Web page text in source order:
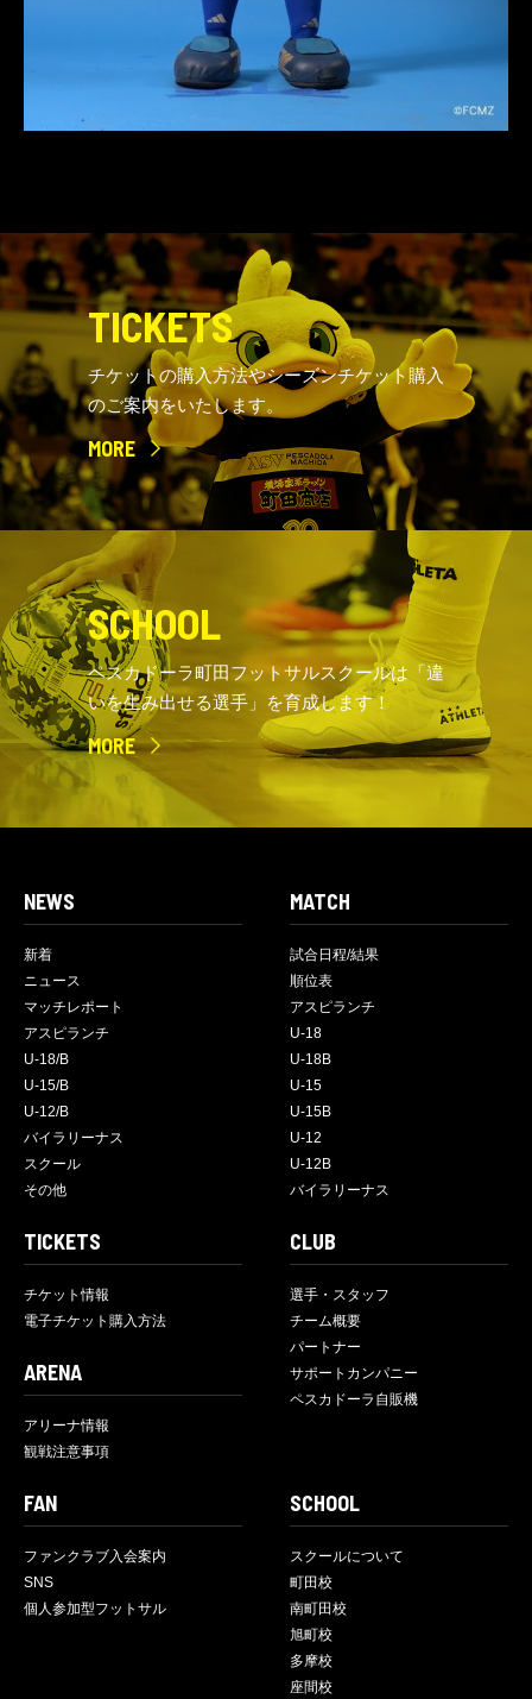
TICKETS
チケットの購入方法やシーズンチケット購入
のご案内をいたします。
MORE
SCHOOL
ペスカドーラ町田フットサルスクールは「違
いを生み出せる選手」を育成します！
MORE
NEWS
新着
ニュース
マッチレポート
アスピランチ
U-18/B
U-15/B
U-12/B
バイラリーナス
スクール
その他
MATCH
試合日程/結果
順位表
アスピランチ
U-18
U-18B
U-15
U-15B
U-12
U-12B
バイラリーナス
TICKETS
チケット情報
電子チケット購入方法
ARENA
アリーナ情報
観戦注意事項
CLUB
選手・スタッフ
チーム概要
パートナー
サポートカンパニー
ペスカドーラ自販機
FAN
ファンクラブ入会案内
SNS
個人参加型フットサル
SCHOOL
スクールについて
町田校
南町田校
旭町校
多摩校
座間校